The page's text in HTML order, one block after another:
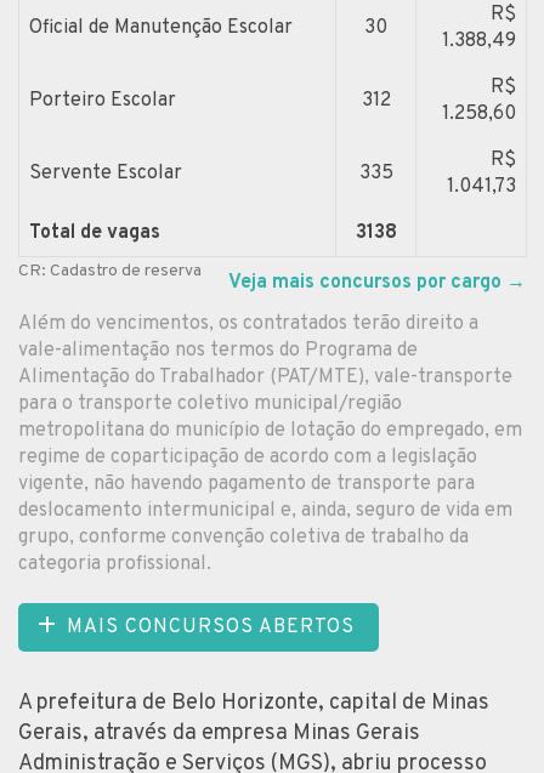
Oficial de Manutenção Escolar 30
R$
1.388,49
Porteiro Escolar 312
R$
1.258,60
Servente Escolar 335
R$
1.041,73
Total de vagas
3138
CR: Cadastro de reserva Veja mais concursos por cargo →
Além do vencimentos, os contratados terão direito a
vale-alimentação nos termos do Programa de
Alimentação do Trabalhador (PAT/MTE), vale-transporte
para o transporte coletivo municipal/região
metropolitana do município de lotação do empregado, em
regime de coparticipação de acordo com a legislação
vigente, não havendo pagamento de transporte para
deslocamento intermunicipal e, ainda, seguro de vida em
grupo, conforme convenção coletiva de trabalho da
categoria profissional.
MAIS CONCURSOS ABERTOS
A prefeitura de Belo Horizonte, capital de Minas
Gerais, através da empresa Minas Gerais
Administração e Serviços (MGS), abriu processo